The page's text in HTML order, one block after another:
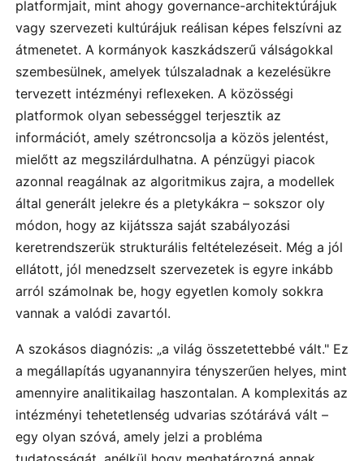
platformjait, mint ahogy governance-architektúrájuk
vagy szervezeti kultúrájuk reálisan képes felszívni az
átmenetet. A kormányok kaszkádszerű válságokkal
szembesülnek, amelyek túlszaladnak a kezelésükre
tervezett intézményi reflexeken. A közösségi
platformok olyan sebességgel terjesztik az
információt, amely szétroncsolja a közös jelentést,
mielőtt az megszilárdulhatna. A pénzügyi piacok
azonnal reagálnak az algoritmikus zajra, a modellek
által generált jelekre és a pletykákra – sokszor oly
módon, hogy az kijátssza saját szabályozási
keretrendszerük strukturális feltételezéseit. Még a jól
ellátott, jól menedzselt szervezetek is egyre inkább
arról számolnak be, hogy egyetlen komoly sokkra
vannak a valódi zavartól.
A szokásos diagnózis: „a világ összetettebbé vált." Ez
a megállapítás ugyanannyira tényszerűen helyes, mint
amennyire analitikailag haszontalan. A komplexitás az
intézményi tehetetlenség udvarias szótárává vált –
egy olyan szóvá, amely jelzi a probléma